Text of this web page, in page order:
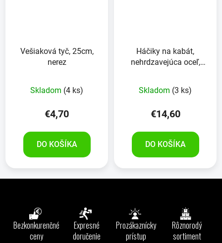
Vešiaková tyč, 25cm,
nerez
Skladom (4 ks)
€4,70
DO KOŠÍKA
Háčiky na kabát,
nehrdzavejúca oceľ,
Skladom (3 ks)
€14,60
DO KOŠÍKA
Bezkonkurenčné
ceny
Expresné
doručenie
Prozákaznícky
prístup
Rôznorodý
sortiment